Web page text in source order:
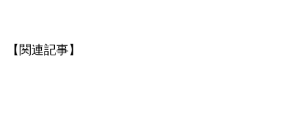
【関連記事】